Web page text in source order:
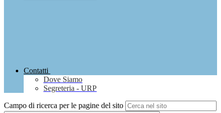
Contatti
Dove Siamo
Segreteria - URP
Campo di ricerca per le pagine del sito